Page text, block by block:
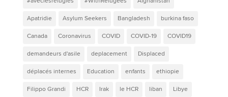
Apatridie Asylum Seekers Bangladesh burkina faso
Canada Coronavirus COVID COVID-19 COVID19
demandeurs d'asile deplacement Displaced
déplacés internes Education enfants ethiopie
Filippo Grandi HCR Irak le HCR liban Libye